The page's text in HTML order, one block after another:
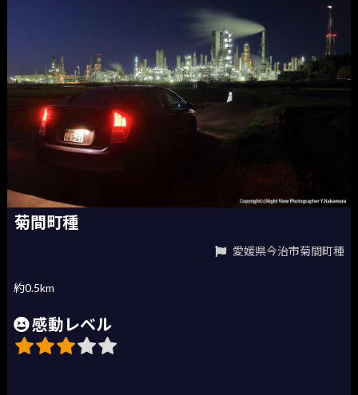
菊間町種
愛媛県今治市菊間町種
約0.5km
感動レベル